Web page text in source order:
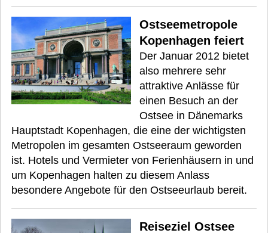
Ostseemetropole
Kopenhagen feiert
Der Januar 2012 bietet
also mehrere sehr
attraktive Anlässe für
einen Besuch an der
Ostsee in Dänemarks
Hauptstadt Kopenhagen, die eine der wichtigsten
Metropolen im gesamten Ostseeraum geworden
ist. Hotels und Vermieter von Ferienhäusern in und
um Kopenhagen halten zu diesem Anlass
besondere Angebote für den Ostseeurlaub bereit.
Reiseziel Ostsee